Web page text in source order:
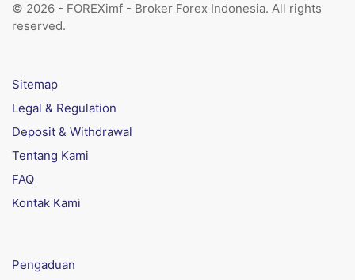
© 2026 - FOREXimf - Broker Forex Indonesia. All rights
reserved.
Sitemap
Legal & Regulation
Deposit & Withdrawal
Tentang Kami
FAQ
Kontak Kami
Pengaduan